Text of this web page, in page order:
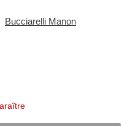
Bucciarelli Manon